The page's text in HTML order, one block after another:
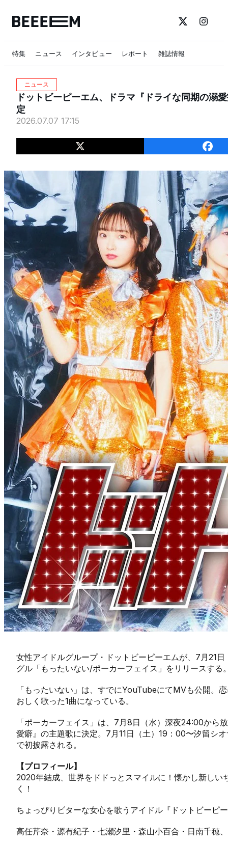
特集 ニュース インタビュー レポート 雑誌情報
ニュース
ドットビーピーエム、ドラマ『ドライな同期の溺
定
2026.07.07 17:15
女性アイドルグループ・ドットビーピーエムが、7月21
グル「もったいない/ポーカーフェイス」をリリースする
「もったいない」は、すでにYouTubeにてMVも公開。
おしく歌った1曲になっている。
「ポーカーフェイス」は、7月8日（水）深夜24:00から
愛癖』の主題歌に決定。7月11日（土）19：00〜汐留シ
で初披露される。
【プロフィール】
2020年結成、世界をドドっとスマイルに！懐かし新しい
く！
ちょっぴりビターな女心を歌うアイドル『ドットビーピ
高任芹奈・源有紀子・七瀬汐里・森山小百合・日南千穂